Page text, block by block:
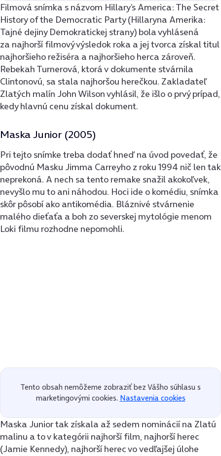
Filmová snímka s názvom Hillary’s America: The Secret
History of the Democratic Party (Hillaryna Amerika:
Tajné dejiny Demokratickej strany) bola vyhlásená
za najhorší filmový výsledok roka a jej tvorca získal titul
najhoršieho režiséra a najhoršieho herca zároveň.
Rebekah Turnerová, ktorá v dokumente stvárnila
Clintonovú, sa stala najhoršou herečkou. Zakladateľ
Zlatých malín John Wilson vyhlásil, že išlo o prvý prípad,
kedy hlavnú cenu získal dokument.
Maska Junior (2005)
Pri tejto snímke treba dodať hneď na úvod povedať, že
pôvodnú Masku Jimma Carreyho z roku 1994 nič len tak
neprekoná. A nech sa tento remake snažil akokoľvek,
nevyšlo mu to ani náhodou. Hoci ide o komédiu, snímka
skôr pôsobí ako antikomédia. Bláznivé stvárnenie
malého dieťaťa a boh zo severskej mytológie menom
Loki filmu rozhodne nepomohli.
Tento obsah nemôžeme zobraziť bez Vášho súhlasu s
marketingovými cookies. Nastavenia cookies
Maska Junior tak získala až sedem nominácií na Zlatú
malinu a to v kategórii najhorší film, najhorší herec
(Jamie Kennedy), najhorší herec vo vedľajšej úlohe